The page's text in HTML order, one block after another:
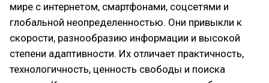
мире с интернетом, смартфонами, соцсетями и
глобальной неопределенностью. Они привыкли к
скорости, разнообразию информации и высокой
степени адаптивности. Их отличает практичность,
технологичность, ценность свободы и поиска